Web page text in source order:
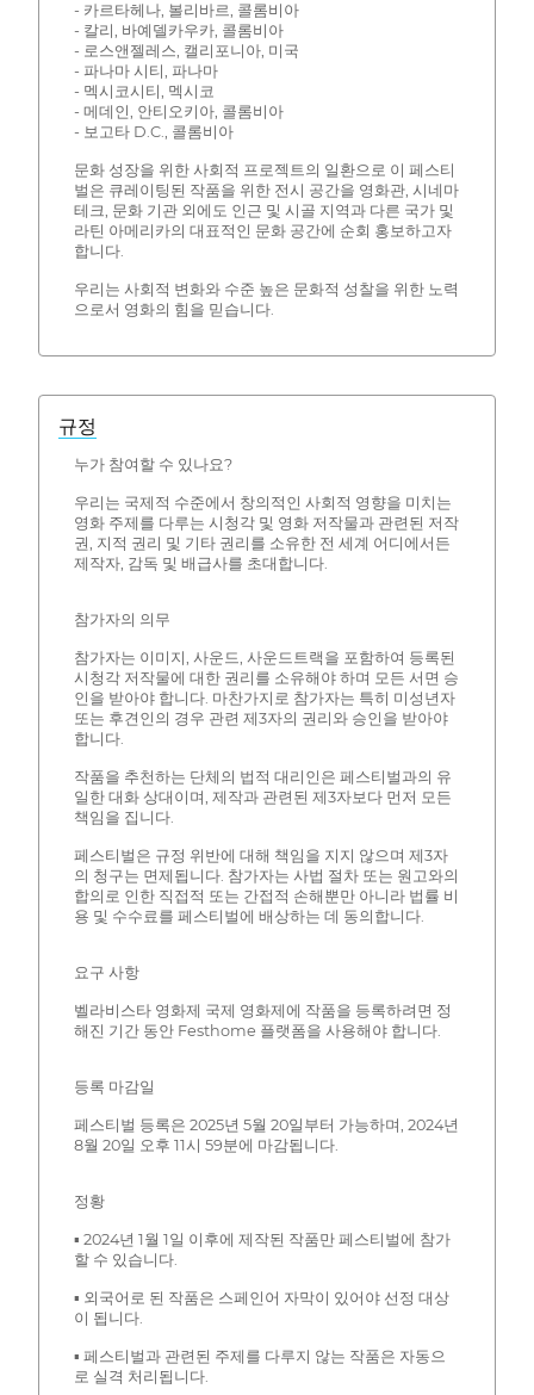
- 카르타헤나, 볼리바르, 콜롬비아
- 칼리, 바예델카우카, 콜롬비아
- 로스앤젤레스, 캘리포니아, 미국
- 파나마 시티, 파나마
- 멕시코시티, 멕시코
- 메데인, 안티오키아, 콜롬비아
- 보고타 D.C., 콜롬비아
문화 성장을 위한 사회적 프로젝트의 일환으로 이 페스티
벌은 큐레이팅된 작품을 위한 전시 공간을 영화관, 시네마
테크, 문화 기관 외에도 인근 및 시골 지역과 다른 국가 및
라틴 아메리카의 대표적인 문화 공간에 순회 홍보하고자
합니다.
우리는 사회적 변화와 수준 높은 문화적 성찰을 위한 노력
으로서 영화의 힘을 믿습니다.
규정
누가 참여할 수 있나요?
우리는 국제적 수준에서 창의적인 사회적 영향을 미치는
영화 주제를 다루는 시청각 및 영화 저작물과 관련된 저작
권, 지적 권리 및 기타 권리를 소유한 전 세계 어디에서든
제작자, 감독 및 배급사를 초대합니다.
참가자의 의무
참가자는 이미지, 사운드, 사운드트랙을 포함하여 등록된
시청각 저작물에 대한 권리를 소유해야 하며 모든 서면 승
인을 받아야 합니다. 마찬가지로 참가자는 특히 미성년자
또는 후견인의 경우 관련 제3자의 권리와 승인을 받아야
합니다.
작품을 추천하는 단체의 법적 대리인은 페스티벌과의 유
일한 대화 상대이며, 제작과 관련된 제3자보다 먼저 모든
책임을 집니다.
페스티벌은 규정 위반에 대해 책임을 지지 않으며 제3자
의 청구는 면제됩니다. 참가자는 사법 절차 또는 원고와의
합의로 인한 직접적 또는 간접적 손해뿐만 아니라 법률 비
용 및 수수료를 페스티벌에 배상하는 데 동의합니다.
요구 사항
벨라비스타 영화제 국제 영화제에 작품을 등록하려면 정
해진 기간 동안 Festhome 플랫폼을 사용해야 합니다.
등록 마감일
페스티벌 등록은 2025년 5월 20일부터 가능하며, 2024년
8월 20일 오후 11시 59분에 마감됩니다.
정황
▪ 2024년 1월 1일 이후에 제작된 작품만 페스티벌에 참가
할 수 있습니다.
▪ 외국어로 된 작품은 스페인어 자막이 있어야 선정 대상
이 됩니다.
▪ 페스티벌과 관련된 주제를 다루지 않는 작품은 자동으
로 실격 처리됩니다.